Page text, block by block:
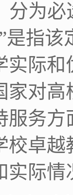
分为
是指
实际和
家对
服务
校卓
实际